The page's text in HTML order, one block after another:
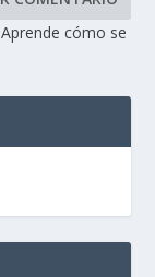
Aprende cómo se